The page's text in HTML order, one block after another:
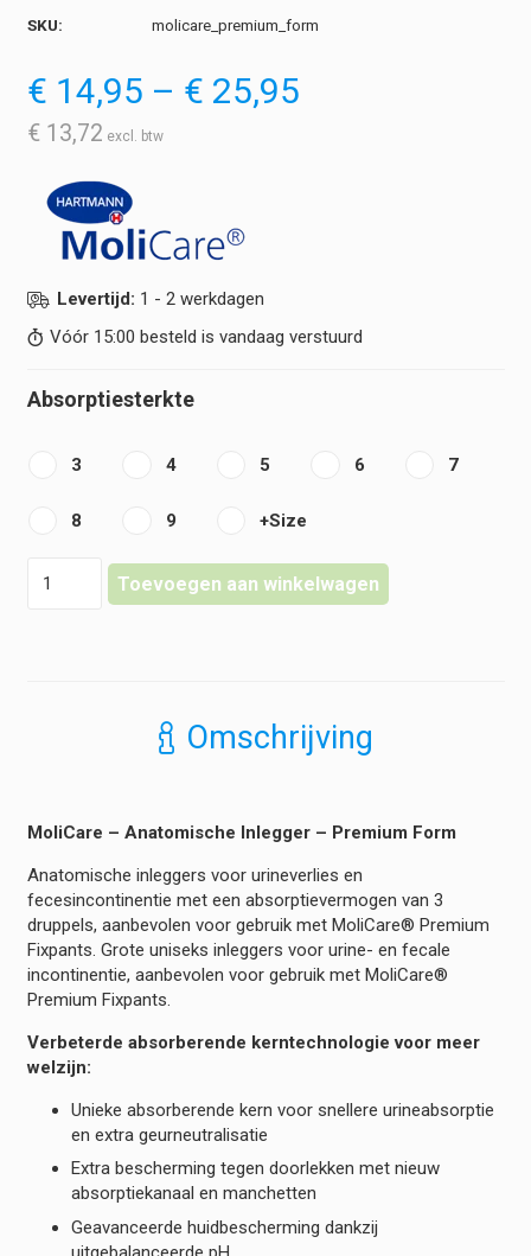
SKU: molicare_premium_form
€ 14,95 – € 25,95Prijsklasse:
€ 13,72
Levertijd: 1 - 2 werkdagen
Vóór 15:00 besteld is vandaag verstuurd
Absorptiesterkte
3 4 5 6 7
8 9 +Size
Toevoegen aan winkelwagen
Omschrijving
MoliCare – Anatomische Inlegger – Premium Form
Anatomische inleggers voor urineverlies en
fecesincontinentie met een absorptievermogen van 3
druppels, aanbevolen voor gebruik met MoliCare® Premium
Fixpants. Grote uniseks inleggers voor urine- en fecale
incontinentie, aanbevolen voor gebruik met MoliCare®
Premium Fixpants.
Verbeterde absorberende kerntechnologie voor meer
welzijn:
Unieke absorberende kern voor snellere urineabsorptie
en extra geurneutralisatie
Extra bescherming tegen doorlekken met nieuw
absorptiekanaal en manchetten
Geavanceerde huidbescherming dankzij